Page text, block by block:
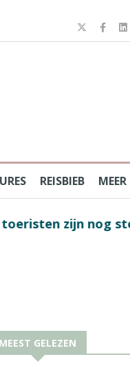
REISBIEB MEER
zijn nog steeds
MEEST GELEZEN